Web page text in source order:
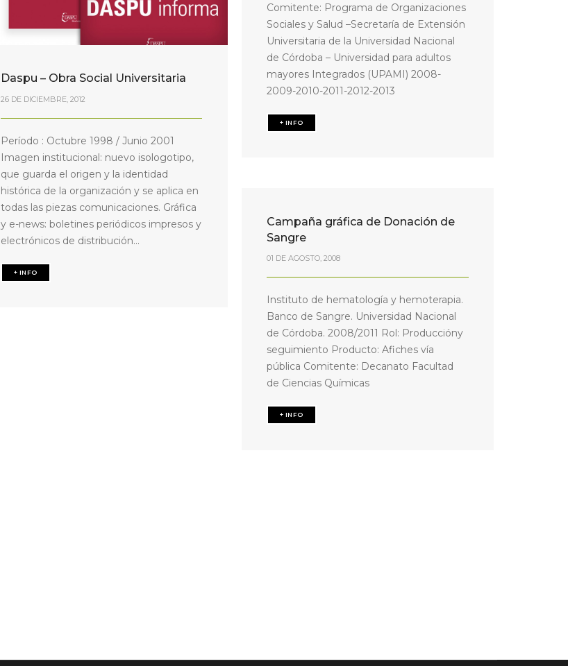
Daspu – Obra Social Universitaria
26 DE DICIEMBRE, 2012
Período : Octubre 1998 / Junio 2001
Imagen institucional: nuevo isologotipo,
que guarda el origen y la identidad
histórica de la organización y se aplica en
todas las piezas comunicaciones. Gráfica
y e-news: boletines periódicos impresos y
electrónicos de distribución...
+ INFO
Comitente: Programa de Organizaciones
Sociales y Salud –Secretaría de Extensión
Universitaria de la Universidad Nacional
de Córdoba – Universidad para adultos
mayores Integrados (UPAMI) 2008-
2009-2010-2011-2012-2013
+ INFO
Campaña gráfica de Donación de
Sangre
01 DE AGOSTO, 2008
Instituto de hematología y hemoterapia.
Banco de Sangre. Universidad Nacional
de Córdoba. 2008/2011 Rol: Produccióny
seguimiento Producto: Afiches vía
pública Comitente: Decanato Facultad
de Ciencias Químicas
+ INFO